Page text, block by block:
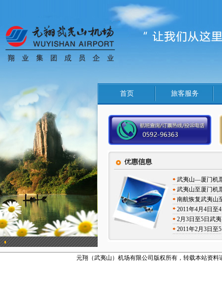
首页 旅客服务
武夷山—厦门机
武夷山至厦门机
南航恢复武夷山
2011年4月4日至
2月3日至5日武
2011年2月3日至
元翔（武夷山）机场有限公司版权所有，转载本站资